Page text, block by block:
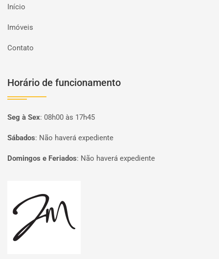
Início
Imóveis
Contato
Horário de funcionamento
Seg à Sex: 08h00 às 17h45
Sábados: Não haverá expediente
Domingos e Feriados: Não haverá expediente